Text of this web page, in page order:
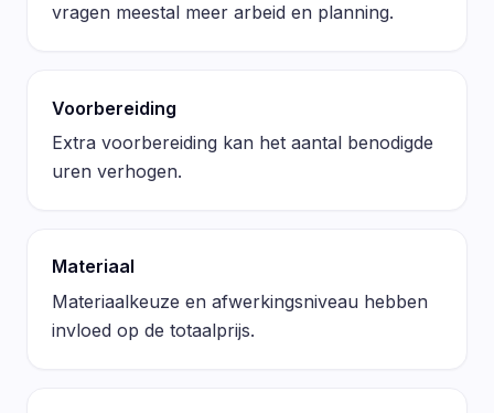
vragen meestal meer arbeid en planning.
Voorbereiding
Extra voorbereiding kan het aantal benodigde
uren verhogen.
Materiaal
Materiaalkeuze en afwerkingsniveau hebben
invloed op de totaalprijs.